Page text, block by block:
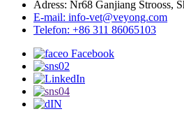
Adress: Nr68 Ganjiang Strooss,
E-mail: info-vet@veyong.com
Telefon: +86 311 86065103